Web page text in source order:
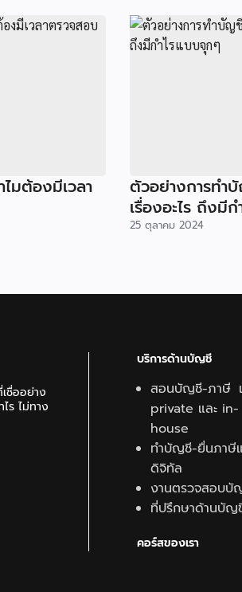
มต้องมีเวลา
ตัวอย่างการทำ
เรื่องอะไร ถึงมี
25 ตุลาคม 2024
ชื่ออย่าง
ร ไม่ทาง
บริการด้านบัญชี
สอนบัญชี-ภาษี
private และ in-
house
ทำบัญชี-ยื่นภาษี
ดิจิทัล
งานตรวจสอบบั
ที่ปรึกษาด้านบัญ
คอร์สของเรา